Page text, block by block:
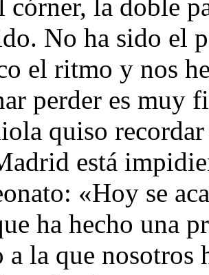
córner, la doble
No ha sido el
el ritmo y nos
perder es muy
quiso
está
«Hoy se
ha hecho una
la que nosotros